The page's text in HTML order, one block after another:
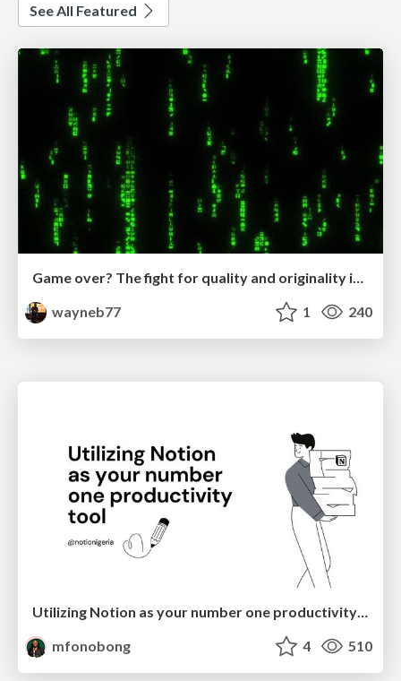
See All Featured
Game over? The fight for quality and originality in the time of robots
wayneb77
1 240
Utilizing Notion as your number one productivity tool
mfonobong
4 510